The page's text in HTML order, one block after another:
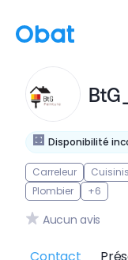
Disponibilité
Carreleur
Plombier
+6
Aucun avis